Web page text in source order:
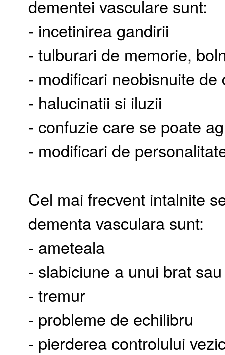
dementei vasculare sunt:
- incetinirea gandirii
- tulburari de memorie,
- modificari neobisnuite
- halucinatii si iluzii
- confuzie care se poate
- modificari de
Cel mai frecvent intalnite
dementa vasculara sunt:
- ameteala
- slabiciune a unui brat
- tremur
- probleme de echilibru
- pierderea controlului